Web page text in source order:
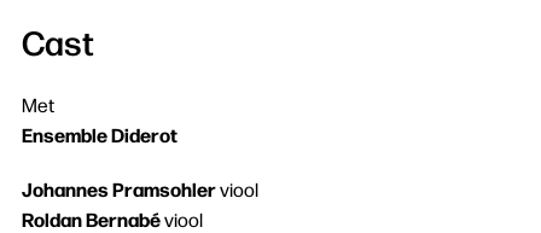
Cast
Met
Ensemble Diderot
Johannes Pramsohlerviool
Roldan Bernabéviool